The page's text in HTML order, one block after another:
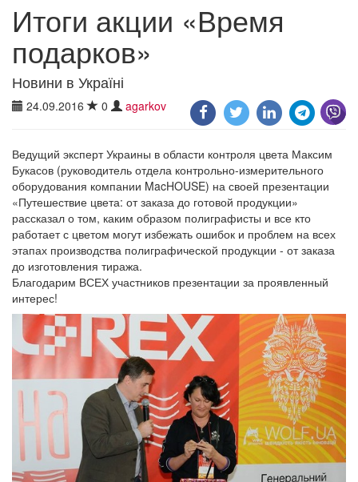
Итоги акции «Время
подарков»
Новини в Україні
24.09.2016 0 agarkov
Ведущий эксперт Украины в области контроля цвета Максим
Букасов (руководитель отдела контрольно-измерительного
оборудования компании MacHOUSE) на своей презентации
«Путешествие цвета: от заказа до готовой продукции»
рассказал о том, каким образом полиграфисты и все кто
работает с цветом могут избежать ошибок и проблем на всех
этапах производства полиграфической продукции - от заказа
до изготовления тиража.
Благодарим ВСЕХ участников презентации за проявленный
интерес!